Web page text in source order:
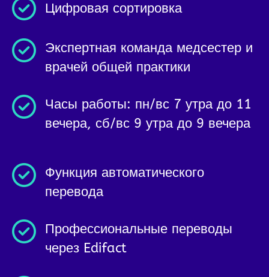
Цифровая сортировка
Экспертная команда медсестер и
врачей общей практики
Часы работы: пн/вс 7 утра до 11
вечера, сб/вс 9 утра до 9 вечера
Функция автоматического
перевода
Профессиональные переводы
через Edifact